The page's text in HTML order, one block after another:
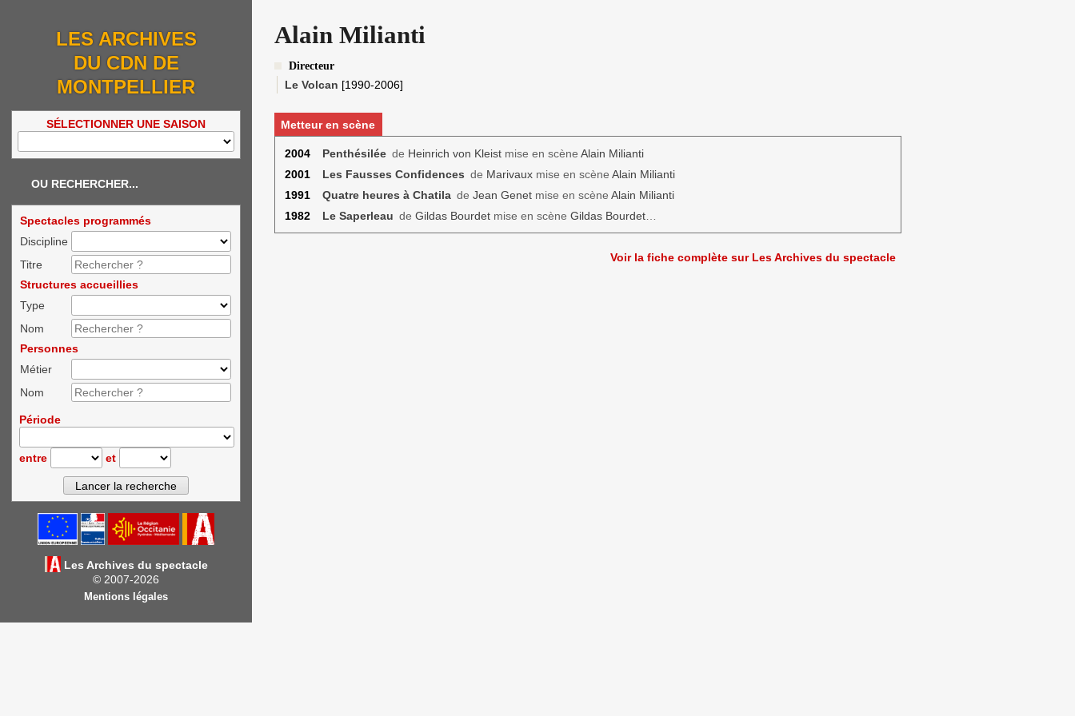
LES ARCHIVES
DU CDN DE
MONTPELLIER
SÉLECTIONNER UNE SAISON
OU RECHERCHER...
Spectacles programmés
Discipline
Titre
Structures accueillies
Type
Nom
Personnes
Métier
Nom
Période
entre et
Les Archives du spectacle
© 2007-2026
Mentions légales
Alain Milianti
Directeur
Le Volcan [1990-2006]
Metteur en scène
2004 Penthésiléede Heinrich von Kleistmise en scène Alain Milianti
2001
Les Fausses Confidences de Marivauxmise en scène Alain Milianti
1991
Quatre heures à Chatilade Jean Genetmise en scène Alain Milianti
1982
Le Saperleau de Gildas Bourdetmise en scène Gildas Bourdet…
Voir la fiche complète sur Les Archives du spectacle